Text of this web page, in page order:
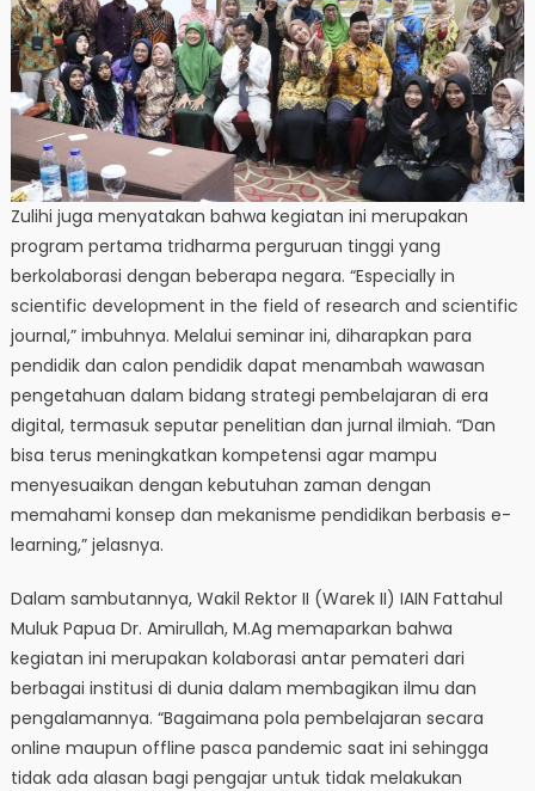
Zulihi juga menyatakan bahwa kegiatan ini merupakan
program pertama tridharma perguruan tinggi yang
berkolaborasi dengan beberapa negara. “Especially in
scientific development in the field of research and scientific
journal,” imbuhnya. Melalui seminar ini, diharapkan para
pendidik dan calon pendidik dapat menambah wawasan
pengetahuan dalam bidang strategi pembelajaran di era
digital, termasuk seputar penelitian dan jurnal ilmiah. “Dan
bisa terus meningkatkan kompetensi agar mampu
menyesuaikan dengan kebutuhan zaman dengan
memahami konsep dan mekanisme pendidikan berbasis e-
learning,” jelasnya.
Dalam sambutannya, Wakil Rektor II (Warek II) IAIN Fattahul
Muluk Papua Dr. Amirullah, M.Ag memaparkan bahwa
kegiatan ini merupakan kolaborasi antar pemateri dari
berbagai institusi di dunia dalam membagikan ilmu dan
pengalamannya. “Bagaimana pola pembelajaran secara
online maupun offline pasca pandemic saat ini sehingga
tidak ada alasan bagi pengajar untuk tidak melakukan